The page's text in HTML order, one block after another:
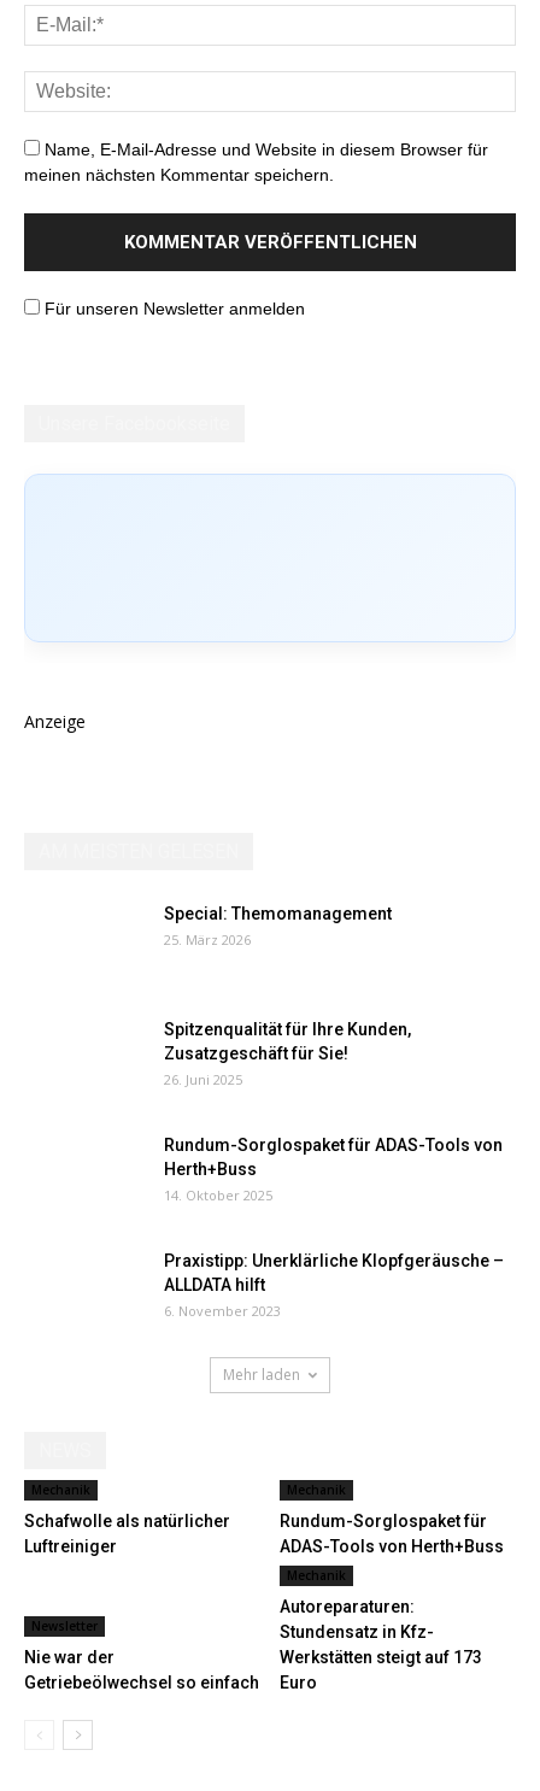
Name, E-Mail-Adresse und Website in diesem Browser für
meinen nächsten Kommentar speichern.
Für unseren Newsletter anmelden
Anzeige
Special: Themomanagement
25. März 2026
Spitzenqualität für Ihre Kunden,
Zusatzgeschäft für Sie!
26. Juni 2025
Rundum-Sorglospaket für ADAS-Tools von
Herth+Buss
14. Oktober 2025
Praxistipp: Unerklärliche Klopfgeräusche –
ALLDATA hilft
6. November 2023
Mehr laden
Mechanik
Schafwolle als natürlicher
Luftreiniger
Mechanik
Rundum-Sorglospaket für
ADAS-Tools von Herth+Buss
Newsletter
Nie war der
Getriebeölwechsel so einfach
Mechanik
Autoreparaturen:
Stundensatz in Kfz-
Werkstätten steigt auf 173
Euro